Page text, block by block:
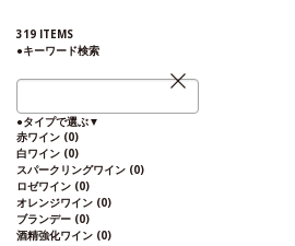
319ITEMS
●キーワード検索
●タイプで選ぶ▼
赤ワイン (0)
白ワイン (0)
スパークリングワイン (0)
ロゼワイン (0)
オレンジワイン (0)
ブランデー (0)
酒精強化ワイン (0)